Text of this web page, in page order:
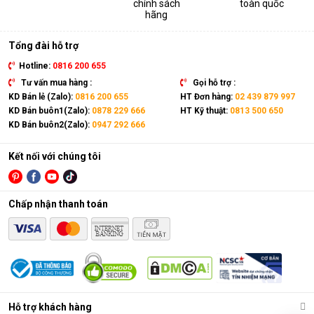
thiết bị. Sản phẩm có kích thước gọn nhẹ, kết hợp cùng bánh
xe và tay cầm nên có thể dễ dàng di chuyển tới mọi vị trí trong
Điều hòa di động là gì?
Các chức năng chính của máy bao gồm: Làm lạnh, quạt gió,
chính sách
hãng
toàn quốc
Tổng đài hỗ trợ
Hotline: 0816 200 655
Tư vấn mua hàng :
KD Bán lẻ (Zalo): 0816 200 655
KD Bán buôn1(Zalo): 0878 229 666
KD Bán buôn2(Zalo): 0947 292 666
Gọi hỗ trợ :
HT Đơn hàng: 02 439 879 997
HT Kỹ thuật: 0813 500 650
Hỗ trợ khách hàng
Kết nối với chúng tôi
Chấp nhận thanh toán